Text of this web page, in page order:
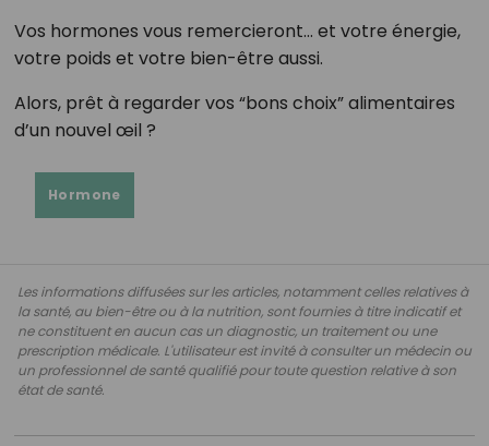
Vos hormones vous remercieront… et votre énergie,
votre poids et votre bien-être aussi.
Alors, prêt à regarder vos “bons choix” alimentaires
d’un nouvel œil ?
Hormone
Les informations diffusées sur les articles, notamment celles relatives à
la santé, au bien-être ou à la nutrition, sont fournies à titre indicatif et
ne constituent en aucun cas un diagnostic, un traitement ou une
prescription médicale. L'utilisateur est invité à consulter un médecin ou
un professionnel de santé qualifié pour toute question relative à son
état de santé.